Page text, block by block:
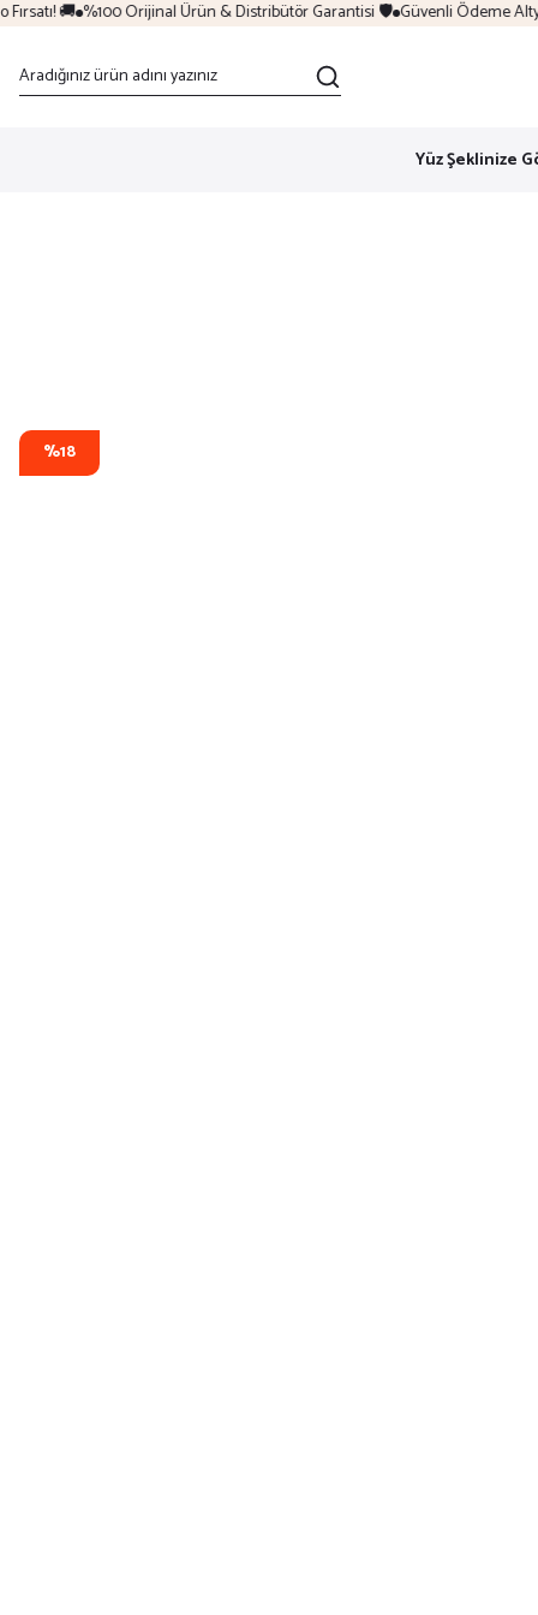
🚚 %100 Orijinal Ürün & Distribütör Garantisi 🛡️ Güvenli Ödeme
Yüz Şeklinize
%18